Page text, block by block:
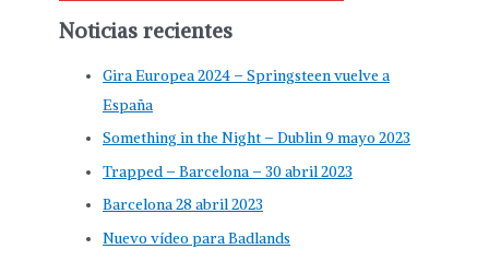
Noticias recientes
Gira Europea 2024 – Springsteen vuelve a
España
Something in the Night – Dublin 9 mayo 2023
Trapped – Barcelona – 30 abril 2023
Barcelona 28 abril 2023
Nuevo vídeo para Badlands